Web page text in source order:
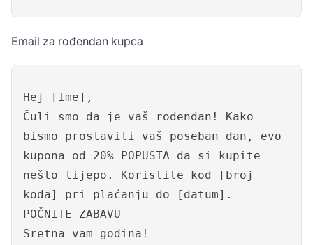
Email za rođendan kupca
Hej [Ime],
Čuli smo da je vaš rođendan! Kako
bismo proslavili vaš poseban dan, evo
kupona od 20% POPUSTA da si kupite
nešto lijepo. Koristite kod [broj
koda] pri plaćanju do [datum].
POČNITE ZABAVU
Sretna vam godina!